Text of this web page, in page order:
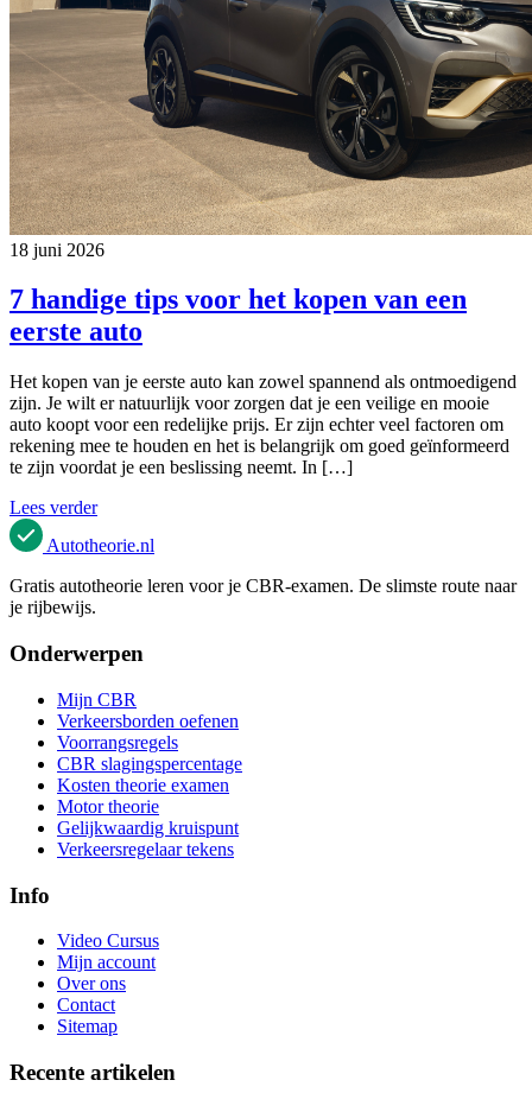
18 juni 2026
7 handige tips voor het kopen van een
eerste auto
Het kopen van je eerste auto kan zowel spannend als ontmoedigend
zijn. Je wilt er natuurlijk voor zorgen dat je een veilige en mooie
auto koopt voor een redelijke prijs. Er zijn echter veel factoren om
rekening mee te houden en het is belangrijk om goed geïnformeerd
te zijn voordat je een beslissing neemt. In […]
Lees verder
Autotheorie.nl
Gratis autotheorie leren voor je CBR-examen. De slimste route naar
je rijbewijs.
Onderwerpen
Mijn CBR
Verkeersborden oefenen
Voorrangsregels
CBR slagingspercentage
Kosten theorie examen
Motor theorie
Gelijkwaardig kruispunt
Verkeersregelaar tekens
Info
Video Cursus
Mijn account
Over ons
Contact
Sitemap
Recente artikelen